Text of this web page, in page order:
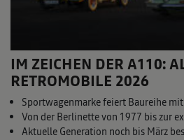
IM ZEICHEN DER A110:
RETROMOBILE 2026
Sportwagenmarke feiert Baureihe
Von der Berlinette von 1977 bis zur
Aktuelle Generation noch bis März